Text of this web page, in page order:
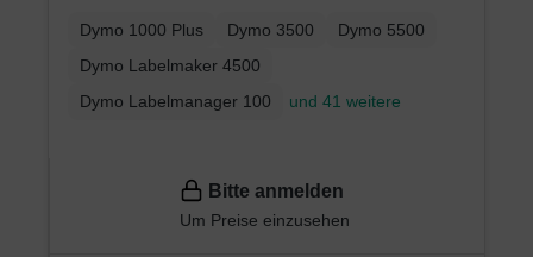
Dymo 1000 Plus Dymo 3500
Dymo 5500
Dymo Labelmaker 4500
Dymo Labelmanager 100
und 41 weitere
Bitte anmelden
Um Preise einzusehen